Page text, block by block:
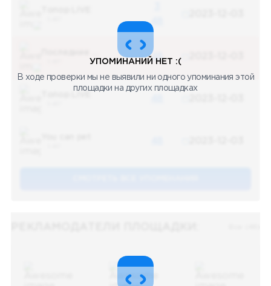
48
48
УПОМИНАНИЙ НЕТ :(
В ходе проверки мы не выявили ни одного упоминания этой
площадки на других площадках